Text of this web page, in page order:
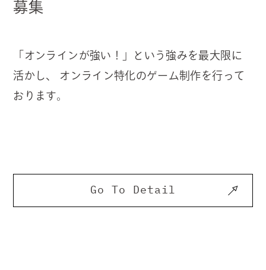
募集
「オンラインが強い！」という強みを最大限に
活かし、 オンライン特化のゲーム制作を行って
おります。
Go To Detail